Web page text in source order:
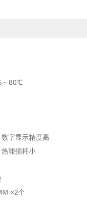
～80℃
字显示精度高
能损耗小
×2个